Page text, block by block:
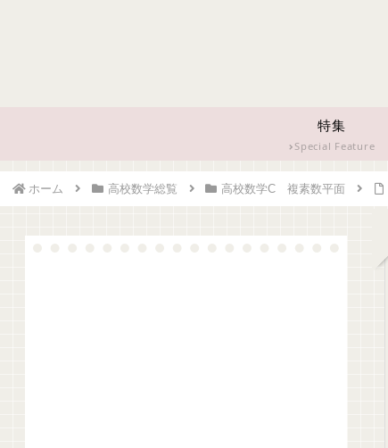
特集
Special Feature
ホーム 高校数学総覧 高校数学C 複素数平面